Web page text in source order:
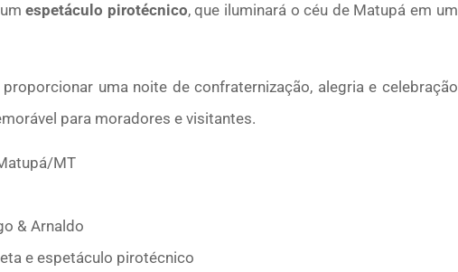
espetáculo pirotécnico, que iluminará o céu de Matupá em um
uma noite de confraternização, alegria e celebração
para moradores e visitantes.
MT
& Arnaldo
e espetáculo pirotécnico